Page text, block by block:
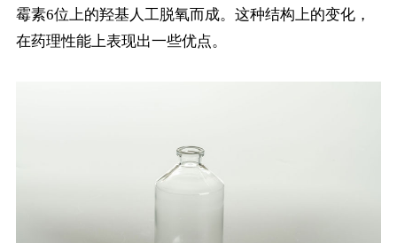
霉素6位上的羟基人工脱氧而成。这种结构上的变化，
在药理性能上表现出一些优点。